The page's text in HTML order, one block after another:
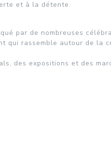
et à la détente.
par de nombreuses
qui rassemble autour de la
des expositions et des